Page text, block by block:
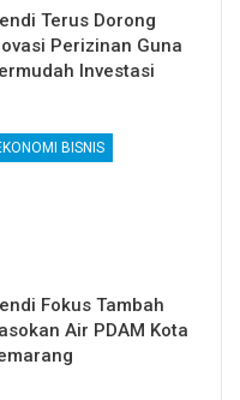
Terus Dorong
Perizinan Guna
Investasi
BISNIS
Fokus Tambah
Air PDAM Kota